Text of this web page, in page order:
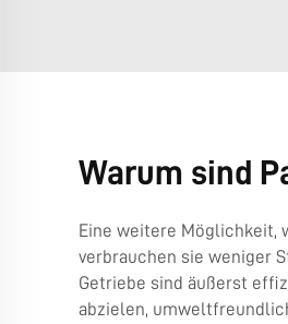
Warum sind
Eine weitere Möglichkeit,
verbrauchen sie weniger
Getriebe sind äußerst
abzielen,